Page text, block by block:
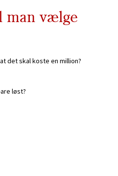
man vælge
det skal koste en million?
løst?